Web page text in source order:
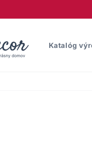
Katalóg